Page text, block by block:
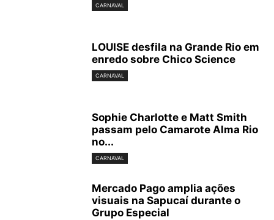
CARNAVAL
LOUISE desfila na Grande Rio em
enredo sobre Chico Science
CARNAVAL
Sophie Charlotte e Matt Smith
passam pelo Camarote Alma Rio
no...
CARNAVAL
Mercado Pago amplia ações
visuais na Sapucaí durante o
Grupo Especial